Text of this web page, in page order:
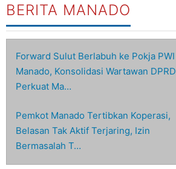
BERITA MANADO
Forward Sulut Berlabuh ke Pokja PWI
Manado, Konsolidasi Wartawan DPRD
Perkuat Ma…
Pemkot Manado Tertibkan Koperasi,
Belasan Tak Aktif Terjaring, Izin
Bermasalah T…